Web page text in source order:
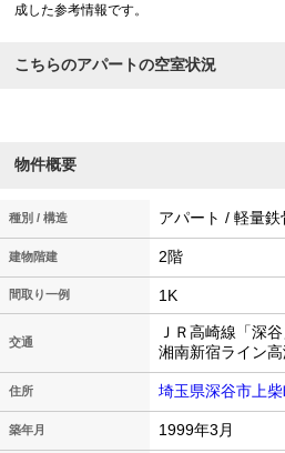
成した参考情報です。
こちらのアパートの空室状況
物件概要
種別 / 構造 アパート / 軽量鉄
建物階建 2階
間取り一例 1K
交通
ＪＲ高崎線「深
湘南新宿ライン
住所 埼玉県深谷市上
築年月 1999年3月